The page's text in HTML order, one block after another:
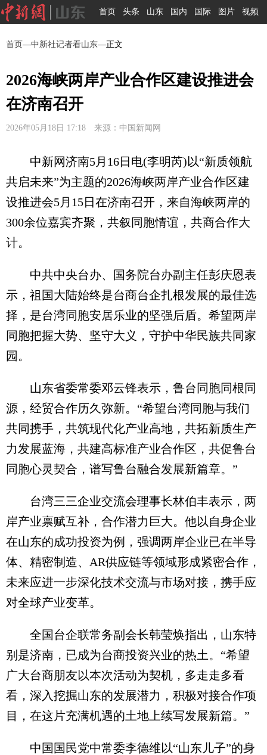
首页 头条 山东 国内 国际 图片 视频
首页—中新社记者看山东—正文
2026海峡两岸产业合作区建设推进会
在济南召开
2026年05月18日 17:18 来源：中国新闻网
中新网济南5月16日电(李明芮)以“新质领航
共启未来”为主题的2026海峡两岸产业合作区建
设推进会5月15日在济南召开，来自海峡两岸的
300余位嘉宾齐聚，共叙同胞情谊，共商合作大
计。
中共中央台办、国务院台办副主任彭庆恩表
示，祖国大陆始终是台商台企扎根发展的最佳选
择，是台湾同胞安居乐业的坚强后盾。希望两岸
同胞把握大势、坚守大义，守护中华民族共同家
园。
山东省委常委邓云锋表示，鲁台同胞同根同
源，经贸合作历久弥新。“希望台湾同胞与我们
共同携手，共筑现代化产业高地，共拓新质生产
力发展蓝海，共建高标准产业合作区，共促鲁台
同胞心灵契合，谱写鲁台融合发展新篇章。”
台湾三三企业交流会理事长林伯丰表示，两
岸产业禀赋互补，合作潜力巨大。他以自身企业
在山东的成功投资为例，强调两岸企业已在半导
体、精密制造、AR供应链等领域形成紧密合作，
未来应进一步深化技术交流与市场对接，携手应
对全球产业变革。
全国台企联常务副会长韩莹焕指出，山东特
别是济南，已成为台商投资兴业的热土。“希望
广大台商朋友以本次活动为契机，多走走多看
看，深入挖掘山东的发展潜力，积极对接合作项
目，在这片充满机遇的土地上续写发展新篇。”
中国国民党中常委李德维以“山东儿子”的身